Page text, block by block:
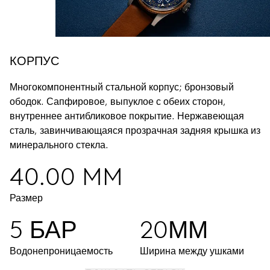
КОРПУС
Многокомпонентный стальной корпус; бронзовый
ободок. Сапфировое, выпуклое с обеих сторон,
внутреннее антибликовое покрытие. Нержавеющая
сталь, завинчивающаяся прозрачная задняя крышка из
минерального стекла.
40.00 MM
Размер
5 БАР
Водонепроницаемость
20ММ
Ширина между ушками